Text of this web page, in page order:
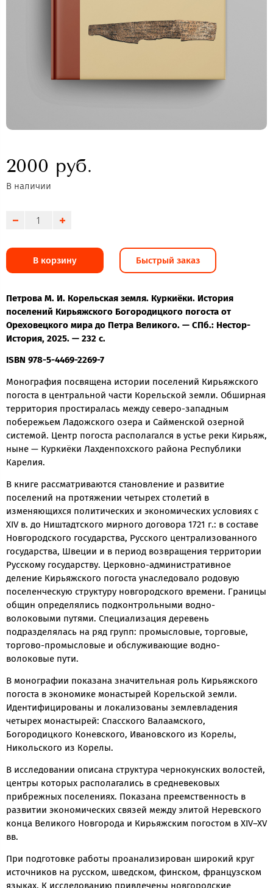
2000 руб.
В наличии
В корзину Быстрый заказ
Петрова М. И. Корельская земля. Куркиёки. История
поселений Кирьяжского Богородицкого погоста от
Ореховецкого мира до Петра Великого. — СПб.: Нестор-
История, 2025. — 232 с.
ISBN 978-5-4469-2269-7
Монография посвящена истории поселений Кирьяжского
погоста в центральной части Корельской земли. Обширная
территория простиралась между северо-западным
побережьем Ладожского озера и Сайменской озерной
системой. Центр погоста располагался в устье реки Кирьяж,
ныне — Куркиёки Лахденпохского района Республики
Карелия.
В книге рассматриваются становление и развитие
поселений на протяжении четырех столетий в
изменяющихся политических и экономических условиях с
XIV в. до Ништадтского мирного договора 1721 г.: в составе
Новгородского государства, Русского централизованного
государства, Швеции и в период возвращения территории
Русскому государству. Церковно-административное
деление Кирьяжского погоста унаследовало родовую
поселенческую структуру новгородского времени. Границы
общин определялись подконтрольными водно-
волоковыми путями. Специализация деревень
подразделялась на ряд групп: промысловые, торговые,
торгово-промысловые и обслуживающие водно-
волоковые пути.
В монографии показана значительная роль Кирьяжского
погоста в экономике монастырей Корельской земли.
Идентифицированы и локализованы землевладения
четырех монастырей: Спасского Валаамского,
Богородицкого Коневского, Ивановского из Корелы,
Никольского из Корелы.
В исследовании описана структура чернокунских волостей,
центры которых располагались в средневековых
прибрежных поселениях. Показана преемственность в
развитии экономических связей между элитой Неревского
конца Великого Новгорода и Кирьяжским погостом в XIV–XV
вв.
При подготовке работы проанализирован широкий круг
источников на русском, шведском, финском, французском
языках. К исследованию привлечены новгородские